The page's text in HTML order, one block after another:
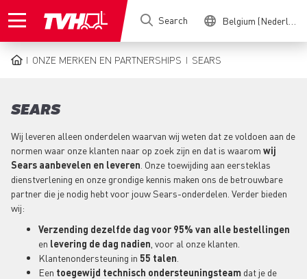
to
Search Belgium (Nederlands)
ONZE MERKEN EN PARTNERSHIPS SEARS
SEARS
Wij leveren alleen onderdelen waarvan wij weten dat ze voldoen aan de
normen waar onze klanten naar op zoek zijn en dat is waarom wij
Sears aanbevelen en leveren . Onze toewijding aan eersteklas
dienstverlening en onze grondige kennis maken ons de betrouwbare
partner die je nodig hebt voor jouw Sears-onderdelen. Verder bieden
wij:
Verzending dezelfde dag voor 95% van alle bestellingen
en levering de dag nadien , voor al onze klanten.
Klantenondersteuning in 55 talen
Een toegewijd technisch ondersteuningsteam dat je de